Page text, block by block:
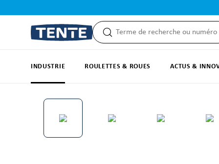
INDUSTRIE ROULETTES & ROUES ACTUS &
Ignorer la galerie d'images